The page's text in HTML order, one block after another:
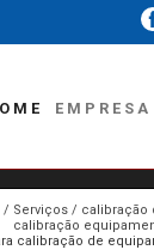
EMPRESA
Serviços
calibração
calibração
calibração de